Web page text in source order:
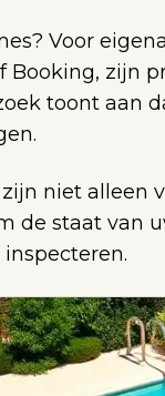
Voor
Booking, zijn
toont aan
niet alleen
de staat van